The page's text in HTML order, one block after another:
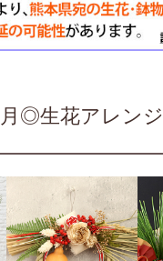
◎生花アレンジ